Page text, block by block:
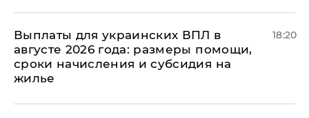
Выплаты для украинских ВПЛ в
августе 2026 года: размеры помощи,
сроки начисления и субсидия на
жилье
18:20